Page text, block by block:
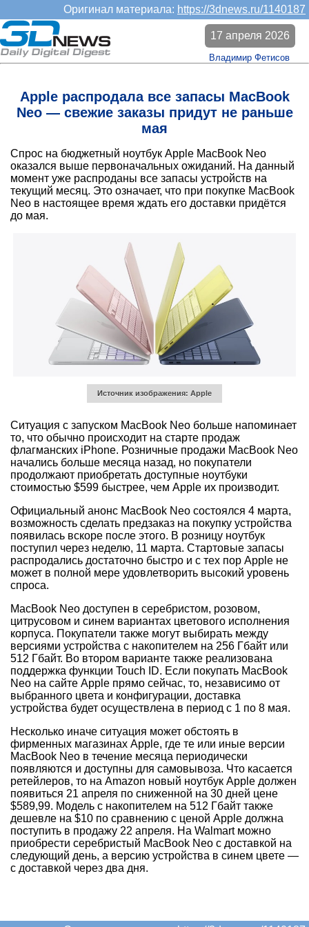
Оригинал материала: https://3dnews.ru/1140187
Apple распродала все запасы MacBook
Neo — свежие заказы придут не раньше
мая
17 апреля 2026
Владимир Фетисов
Спрос на бюджетный ноутбук Apple MacBook Neo
оказался выше первоначальных ожиданий. На данный
момент уже распроданы все запасы устройств на
текущий месяц. Это означает, что при покупке MacBook
Neo в настоящее время ждать его доставки придётся
до мая.
Источник изображения: Apple
Ситуация с запуском MacBook Neo больше напоминает
то, что обычно происходит на старте продаж
флагманских iPhone. Розничные продажи MacBook Neo
начались больше месяца назад, но покупатели
продолжают приобретать доступные ноутбуки
стоимостью $599 быстрее, чем Apple их производит.
Официальный анонс MacBook Neo состоялся 4 марта,
возможность сделать предзаказ на покупку устройства
появилась вскоре после этого. В розницу ноутбук
поступил через неделю, 11 марта. Стартовые запасы
распродались достаточно быстро и с тех пор Apple не
может в полной мере удовлетворить высокий уровень
спроса.
MacBook Neo доступен в серебристом, розовом,
цитрусовом и синем вариантах цветового исполнения
корпуса. Покупатели также могут выбирать между
версиями устройства с накопителем на 256 Гбайт или
512 Гбайт. Во втором варианте также реализована
поддержка функции Touch ID. Если покупать MacBook
Neo на сайте Apple прямо сейчас, то, независимо от
выбранного цвета и конфигурации, доставка
устройства будет осуществлена в период с 1 по 8 мая.
Несколько иначе ситуация может обстоять в
фирменных магазинах Apple, где те или иные версии
MacBook Neo в течение месяца периодически
появляются и доступны для самовывоза. Что касается
ретейлеров, то на Amazon новый ноутбук Apple должен
появиться 21 апреля по сниженной на 30 дней цене
$589,99. Модель с накопителем на 512 Гбайт также
дешевле на $10 по сравнению с ценой Apple должна
поступить в продажу 22 апреля. На Walmart можно
приобрести серебристый MacBook Neo с доставкой на
следующий день, а версию устройства в синем цвете —
с доставкой через два дня.